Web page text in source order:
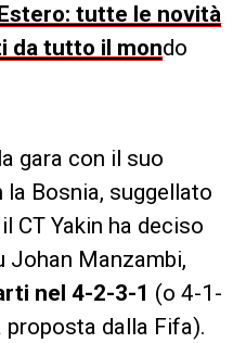
tutte le novità
da tutto il mondo
gara con il suo
Bosnia, suggellato
CT Yakin ha deciso
Johan Manzambi,
nel 4-2-3-1 (o 4-1-
dalla Fifa).